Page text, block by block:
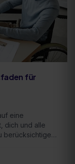
für
eine
dich und alle
berücksichtigen